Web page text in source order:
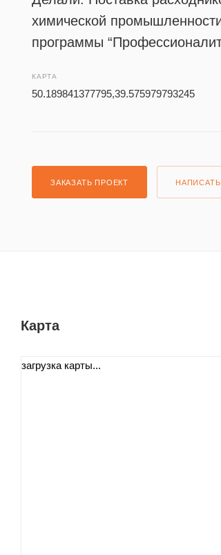
химической
программы
КАРТА
50.189841377795,39.575979793245
ЗАКАЗАТЬ ПРОЕКТ
Карта
загрузка карты...